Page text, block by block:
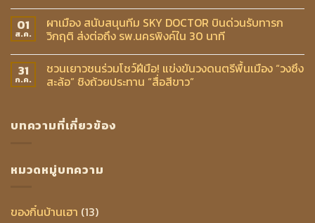
01
ส.ค.
ผาเมือง สนับสนุนทีม SKY DOCTOR บินด่วนรับทารก
วิกฤติ ส่งต่อถึง รพ.นครพิงค์ใน 30 นาที
31
ก.ค.
ชวนเยาวชนร่วมโชว์ฝีมือ! แข่งขันวงดนตรีพื้นเมือง “วงซึง
สะล้อ” ชิงถ้วยประทาน “สื่อสีขาว”
บทความที่เกี่ยวข้อง
หมวดหมู่บทความ
ของกิ๋นบ้านเฮา (13)